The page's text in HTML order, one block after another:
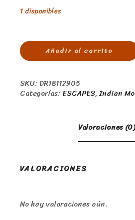
1 disponibles
Añadir al carrito
SKU: DR18112905
Categorías: ESCAPES,Indian
Valoraciones (0)
VALORACIONES
No hay valoraciones aún.